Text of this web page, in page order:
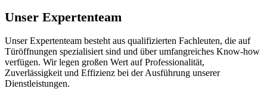
Unser Expertenteam
Unser Expertenteam besteht aus qualifizierten Fachleuten, die auf
Türöffnungen spezialisiert sind und über umfangreiches Know-how
verfügen.​ Wir legen großen Wert auf Professionalität,
Zuverlässigkeit und Effizienz bei der Ausführung unserer
Dienstleistungen.​